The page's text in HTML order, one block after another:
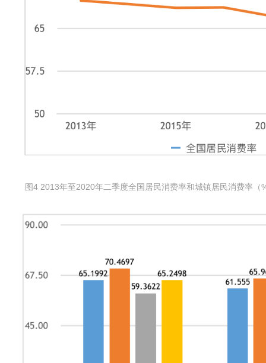
图4 2013年至2020年二季度全国居民消费率和城镇居民消费率（